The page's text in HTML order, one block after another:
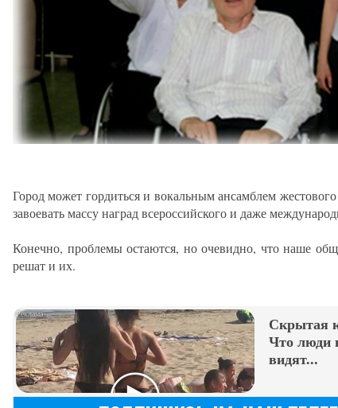
Город может гордиться и вокальным ансамблем
завоевать массу наград всероссийского и даже
Конечно, проблемы остаются, но очевидно, что наше
решат и их.
Скрытая
Что люди
видят...